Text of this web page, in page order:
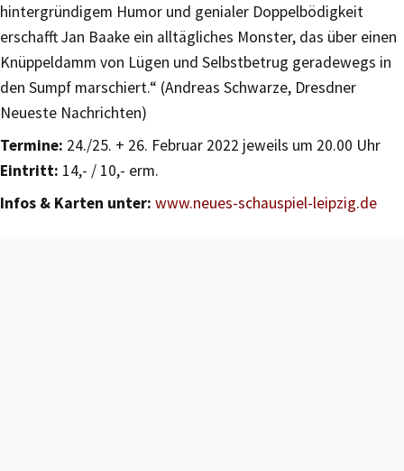
hintergründigem Humor und genialer Doppelbödigkeit
erschafft Jan Baake ein alltägliches Monster, das über einen
Knüppeldamm von Lügen und Selbstbetrug geradewegs in
den Sumpf marschiert.“ (Andreas Schwarze, Dresdner
Neueste Nachrichten)
Termine: 24./25. + 26. Februar 2022 jeweils um 20.00 Uhr
Eintritt: 14,- / 10,- erm.
Infos & Karten unter: www.neues-schauspiel-leipzig.de